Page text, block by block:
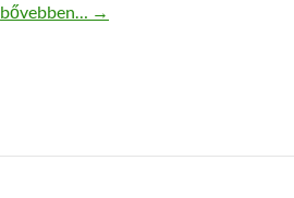
Tűzvédelmi oktatás az alkalmazottak
bővebben… →